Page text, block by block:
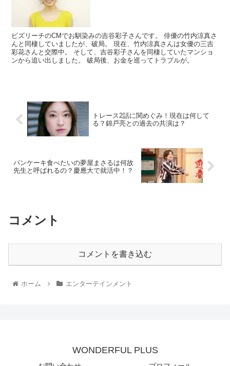
ビズリーチのCMでお馴染みの吉谷彩子さんです。 俳優の竹内涼真さ
んと同棲していましたが、破局。 現在、竹内涼真さんは女優の三吉
彩花さんと交際中。 そして、吉谷彩子さんを同棲していたマンショ
ンから追い出しました。 破局後、お金を巡ってトラブルが。
トレース2話に関めぐみ！現在は何して
る？錦戸亮との過去の共演は？
パンケーキ食べたいの夢屋まさるは何故
先生と呼ばれるの？慶應大で就活中！？
コメント
コメントを書き込む
ホーム エンターテインメント
WONDERFUL PLUS